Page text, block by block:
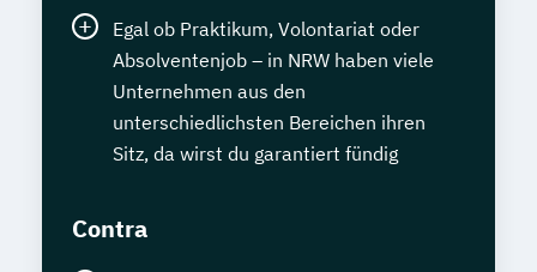
Egal ob Praktikum, Volontariat oder
Absolventenjob – in NRW haben viele
Unternehmen aus den
unterschiedlichsten Bereichen ihren
Sitz, da wirst du garantiert fündig
Contra